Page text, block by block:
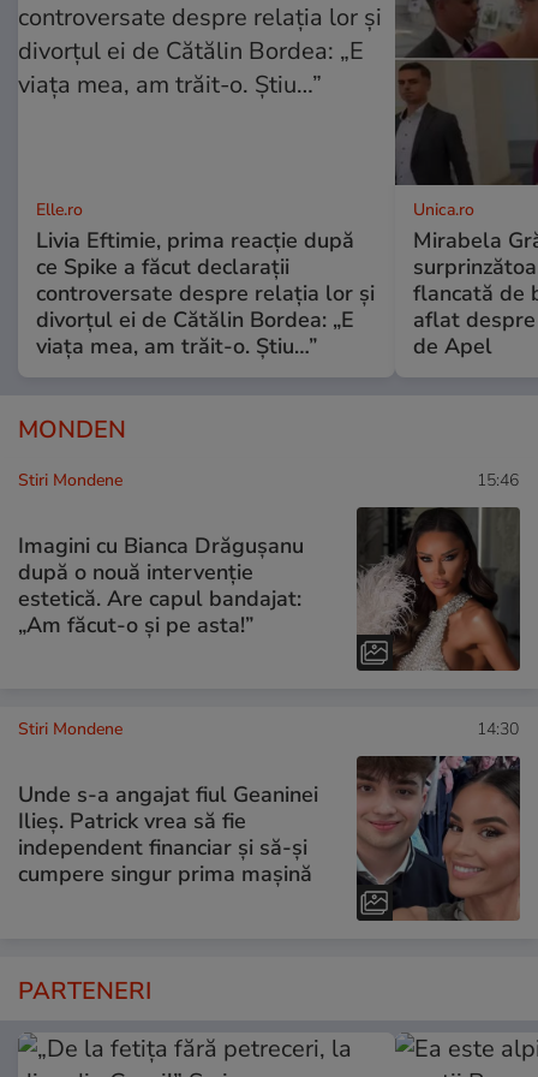
Elle.ro
Livia Eftimie, prima reacție după
ce Spike a făcut declarații
controversate despre relația lor și
divorțul ei de Cătălin Bordea: „E
viața mea, am trăit-o. Știu…”
Unica.ro
Mirabela
flancată de
aflat
de Apel
MONDEN
Stiri Mondene 15:46
Imagini cu Bianca Drăgușanu
după o nouă intervenție
estetică. Are capul bandajat:
„Am făcut-o și pe asta!”
Stiri Mondene 14:30
Unde s-a angajat fiul Geaninei
Ilieș. Patrick vrea să fie
independent financiar și să-și
cumpere singur prima mașină
PARTENERI